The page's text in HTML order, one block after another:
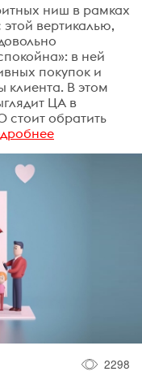
ниш в рамках
вертикалью,
в ней
покупок и
В этом
ЦА в
стоит обратить
2298